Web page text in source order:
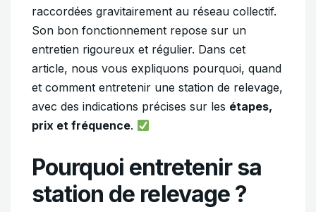
raccordées gravitairement au réseau collectif.
Son bon fonctionnement repose sur un
entretien rigoureux et régulier. Dans cet
article, nous vous expliquons pourquoi, quand
et comment entretenir une station de relevage,
avec des indications précises sur les étapes,
prix et fréquence.
Pourquoi entretenir sa
station de relevage ?